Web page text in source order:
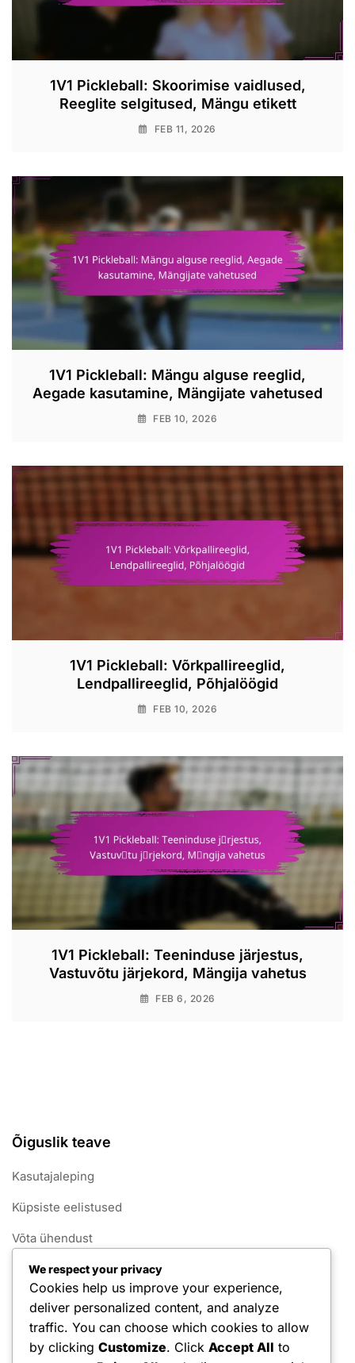
1V1 Pickleball: Skoorimise vaidlused,
Reeglite selgitused, Mängu etikett
FEB 11, 2026
1V1 Pickleball: Mängu alguse reeglid,
Aegade kasutamine, Mängijate vahetused
FEB 10, 2026
1V1 Pickleball: Võrkpallireeglid,
Lendpallireeglid, Põhjalöögid
FEB 10, 2026
1V1 Pickleball: Teeninduse järjestus,
Vastuvõtu järjekord, Mängija vahetus
FEB 6, 2026
Õiguslik teave
Kasutajaleping
Küpsiste eelistused
Võta ühendust
Teave
Andmekaitsepoliitika
Kategooriad
We respect your privacy
Cookies help us improve your experience,
deliver personalized content, and analyze
traffic. You can choose which cookies to allow
by clicking Customize. Click Accept All to